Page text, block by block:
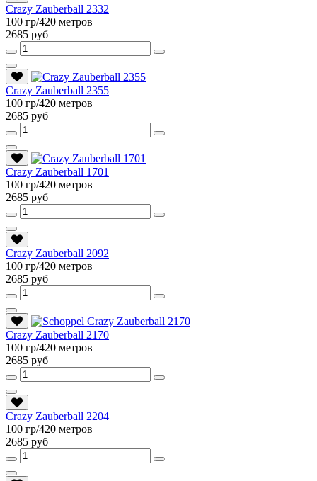
Crazy Zauberball 2332
100 гр/420 метров
2685 руб
Crazy Zauberball 2355
100 гр/420 метров
2685 руб
Crazy Zauberball 1701
100 гр/420 метров
2685 руб
Crazy Zauberball 2092
100 гр/420 метров
2685 руб
Crazy Zauberball 2170
100 гр/420 метров
2685 руб
Crazy Zauberball 2204
100 гр/420 метров
2685 руб